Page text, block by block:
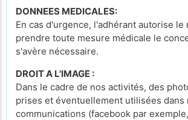
DONNEES MEDICALES:
En cas d'urgence, l'adhérant autorise le
prendre toute mesure médicale le
s'avère nécessaire.
DROIT A L'IMAGE :
Dans le cadre de nos activités, des
prises et éventuellement utilisées dans
communications (facebook par